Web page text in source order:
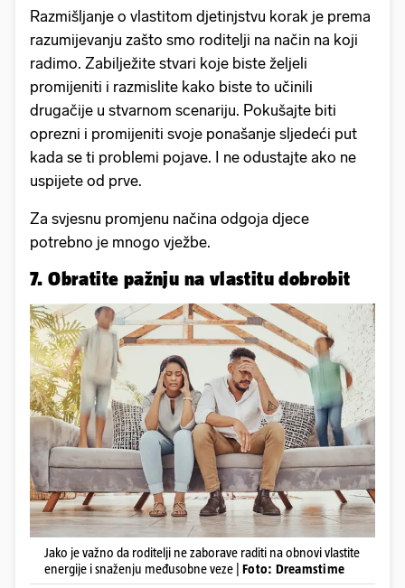
Razmišljanje o vlastitom djetinjstvu korak je prema
razumijevanju zašto smo roditelji na način na koji
radimo. Zabilježite stvari koje biste željeli
promijeniti i razmislite kako biste to učinili
drugačije u stvarnom scenariju. Pokušajte biti
oprezni i promijeniti svoje ponašanje sljedeći put
kada se ti problemi pojave. I ne odustajte ako ne
uspijete od prve.
Za svjesnu promjenu načina odgoja djece
potrebno je mnogo vježbe.
7. Obratite pažnju na vlastitu dobrobit
Jako je važno da roditelji ne zaborave raditi na obnovi vlastite
energije i snaženju međusobne veze | Foto: Dreamstime